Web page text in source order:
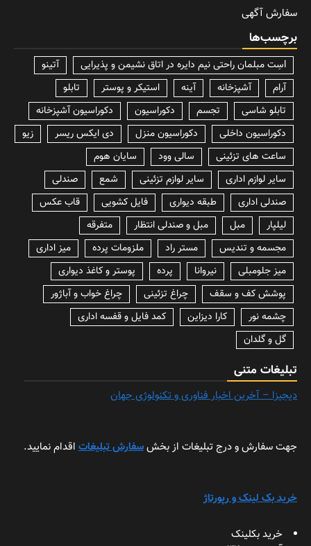
سفارش آگهی
برچسب‌ها
lسِت مبلمان راحتی نیم دایره در اتاق نشیمن و پذیرایی
آتینو
آرام
آشپزخانه آینه استیکر و پوستر
تابلو
تابلو شاسی
تجسم دکوراسیون
دکوراسیون آشپزخانه
دکوراسیون داخلی
دکوراسیون منزل دی ایکس ریسر
زیو
ساعت های تزئینی
سالی وود
سایان هوم
سایر لوازم اداری
سایر لوازم تزئینی شمع
صندلی
صندلی اداری
طبقه دیواری فایل کشویی
قاب عکس
لیلپار
مبل مبل و صندلی انتظار
متفرقه
مجسمه و تندیس
مستر راد ملزومات پرده
میز اداری
میز جلومبلی
نیروانا پرده
پوستر و کاغذ دیواری
پوشش کف و سقف
چراغ تزئینی
چراغ خواب و آباژور
چشمه نور
کارا دیزاین
کمد فایل و قفسه اداری
گل و گلدان
تبلیغات متنی
دیجیزا – آخرین اخبار فناوری و تکنولوژی جهان
جهت سفارش و درج تبلیغات از بخشسفارش تبلیغات اقدام نمایید.
خرید بک لینک و رپورتاژ
خرید بکلینک